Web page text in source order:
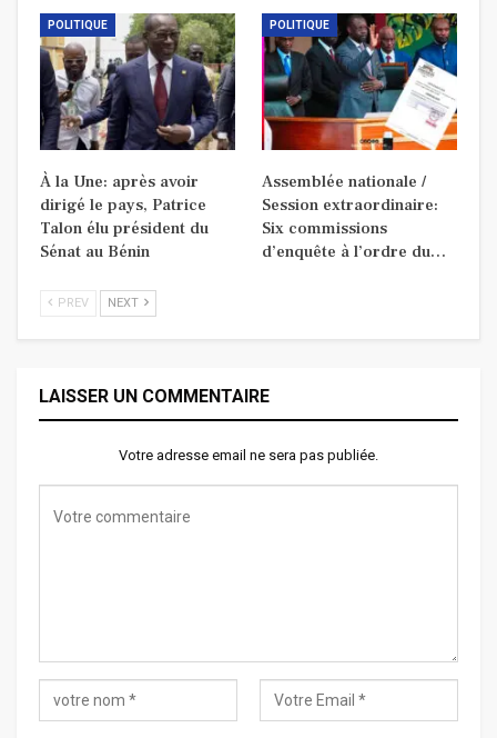
POLITIQUE
À la Une: après avoir
dirigé le pays, Patrice
Talon élu président du
Sénat au Bénin
POLITIQUE
Assemblée nationale /
Session extraordinaire:
Six commissions
d’enquête à l’ordre du…
PREV NEXT
LAISSER UN COMMENTAIRE
Votre adresse email ne sera pas publiée.